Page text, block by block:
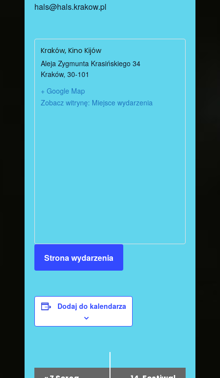
hals@hals.krakow.pl
Kraków, Kino Kijów
Aleja Zygmunta Krasińskiego 34
Kraków, 30-101
+ Google Map
Zobacz witrynę: Miejsce wydarzenia
Strona wydarzenia
Dodaj do kalendarza